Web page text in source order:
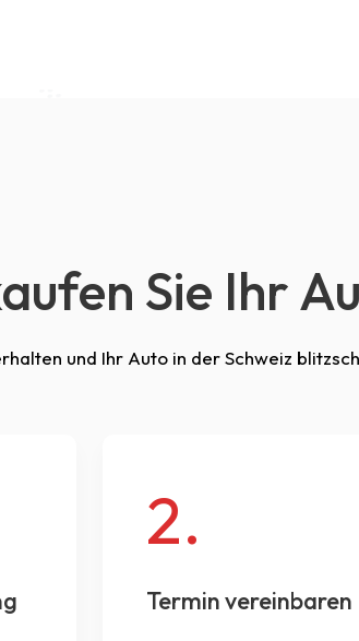
Sie Ihr
und Ihr Auto in der Schweiz
2.
Termin vereinbaren